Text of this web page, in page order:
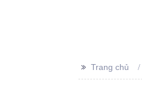
>> Trang chủ